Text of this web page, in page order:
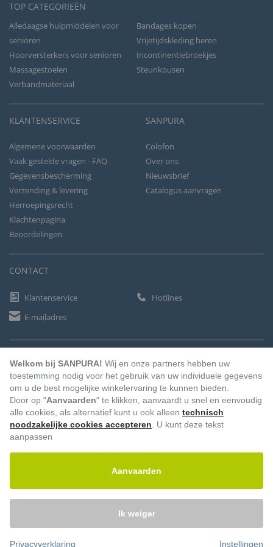
TOP CATEGORIEËN
Alledaagse hulpmiddelen voor
senioren
Bandages kopen
Vrijetijdskleding heren
Hoorversterkers voor senioren
Incontinentiebroekjes
Massagestoelen
Steunkousen
Verbandmateriaal
KLANTENSERVICE
Algemene voorwaarden
Vaak gestelde vragen - FAQ
Gegevensbescherming
Verzending & levering
Herroepingsrecht
Klachtenpagina
Beoordelingen
SANPURA
Colofon
Over ons
Nieuwsbrief
Catalogus aanvragen
CONTACT
Klantenservice
Hotlines
E-mailadres
Vooruitbetaling Factuur Automatische afschrijving
Welkom bij SANPURA! Wij en onze partners hebben uw
toestemming nodig voor het gebruik van uw individuele gegevens
om u de best mogelijke winkelervaring te kunnen bieden.
Door op "Aanvaarden" te klikken, aanvaardt u snel en eenvoudig
alle cookies, als alternatief kunt u ook alleen technisch
noodzakelijke cookies accepteren . U kunt deze tekst
aanpassen
Aanvaarden
Ik weiger
Privacyverklaring Instellingen